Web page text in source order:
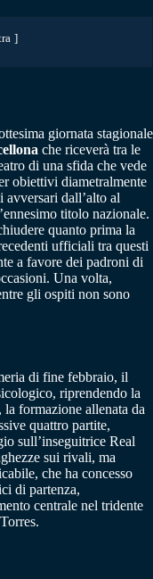
giornata stagionale
che riceverà tra le
di una sfida che vede
obiettivi diametralmente
dall’alto al
titolo nazionale.
quanto prima la
ufficiali tra questi
a favore dei padroni di
Una volta,
gli ospiti non sono
di fine febbraio, il
riprendendo la
formazione allenata da
quattro partite,
sull’inseguitrice Real
sui rivali, ma
che ha concesso
di partenza,
centrale nel tridente